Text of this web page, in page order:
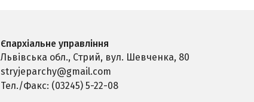
Єпархіальне управління
Львівська обл., Стрий, вул. Шевченка, 80
stryjeparchy@gmail.com
Тел./Факс: (03245) 5-22-08